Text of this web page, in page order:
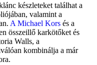
készleteket találhat a
valamint a
A Michael Kors és a
összeillő karkötőket és
Walls, a
kombinálja a már